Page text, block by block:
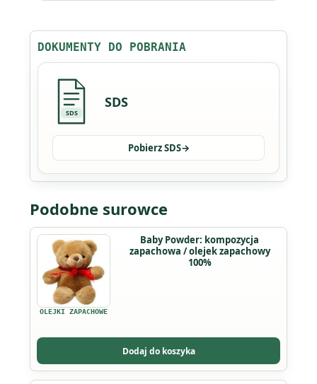
DOKUMENTY DO POBRANIA
SDS
SDS
Pobierz SDS→
Podobne surowce
OLEJKI ZAPACHOWE
Baby Powder: kompozycja
zapachowa / olejek zapachowy
100%
Dodaj do koszyka
Ten
produkt
ma
wiele
wariantów.
można
wybrać
na